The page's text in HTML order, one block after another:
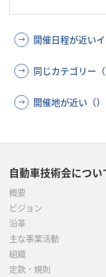
開催日程が近い
同じカテゴリー
開催地が近い（
自動車技術会につい
概要
ビジョン
沿革
主な事業活動
組織
定款・規則